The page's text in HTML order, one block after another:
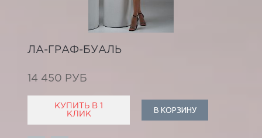
ЛА-ГРАФ-БУАЛЬ
14 450 РУБ
КУПИТЬ В 1
КЛИК
В КОРЗИНУ